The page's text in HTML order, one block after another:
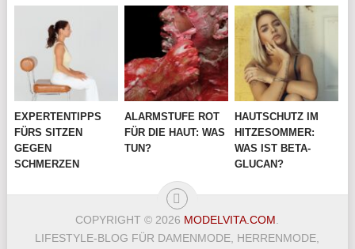
EXPERTENTIPPS
FÜRS SITZEN
GEGEN
SCHMERZEN
ALARMSTUFE ROT
FÜR DIE HAUT: WAS
TUN?
HAUTSCHUTZ IM
HITZESOMMER:
WAS IST BETA-
GLUCAN?
COPYRIGHT © 2026 MODELVITA.COM
LIFESTYLE-BLOG FÜR DAMENMODE, HERRENMODE,